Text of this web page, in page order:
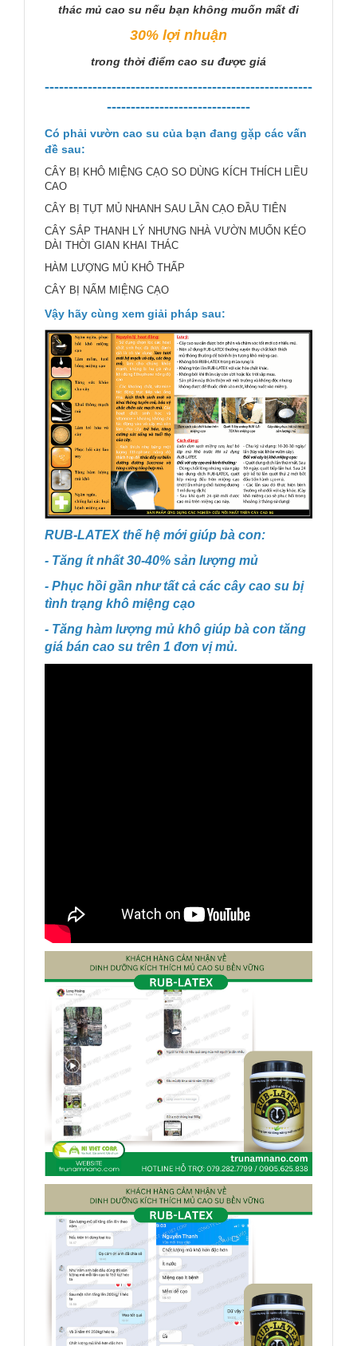
thác mủ cao su nếu bạn không muốn mất đi
30% lợi nhuận
trong thời điểm cao su được giá
--------------------------------------------------------
------------------------------
Có phải vườn cao su của bạn đang gặp các vấn
đề sau:
CÂY BỊ KHÔ MIỆNG CẠO SO DÙNG KÍCH THÍCH LIỀU
CAO
CÂY BỊ TỤT MỦ NHANH SAU LẦN CẠO ĐẦU TIÊN
CÂY SẮP THANH LÝ NHƯNG NHÀ VƯỜN MUỐN KÉO
DÀI THỜI GIAN KHAI THÁC
HÀM LƯỢNG MỦ KHÔ THẤP
CÂY BỊ NẤM MIỆNG CẠO
Vậy hãy cùng xem giải pháp sau:
RUB-LATEX thế hệ mới giúp bà con:
- Tăng ít nhất 30-40% sản lượng mủ
- Phục hồi gần như tất cả các cây cao su bị
tình trạng khô miệng cạo
- Tăng hàm lượng mủ khô giúp bà con tăng
giá bán cao su trên 1 đơn vị mủ.